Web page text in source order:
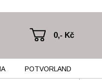
0,- Kč
POTVORLAND